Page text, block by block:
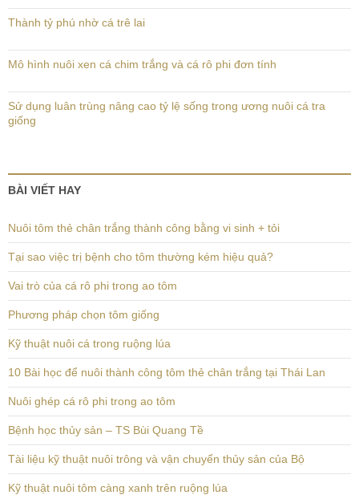
Thành tỷ phú nhờ cá trê lai
Mô hình nuôi xen cá chim trắng và cá rô phi đơn tính
Sử dụng luân trùng nâng cao tỷ lệ sống trong ương nuôi cá tra
giống
BÀI VIẾT HAY
Nuôi tôm thẻ chân trắng thành công bằng vi sinh + tỏi
Tại sao việc trị bệnh cho tôm thường kém hiệu quả?
Vai trò của cá rô phi trong ao tôm
Phương pháp chọn tôm giống
Kỹ thuật nuôi cá trong ruộng lúa
10 Bài học để nuôi thành công tôm thẻ chân trắng tại Thái Lan
Nuôi ghép cá rô phi trong ao tôm
Bệnh học thủy sản – TS Bùi Quang Tề
Tài liệu kỹ thuật nuôi trông và vận chuyển thủy sản của Bộ
Kỹ thuật nuôi tôm càng xanh trên ruộng lúa